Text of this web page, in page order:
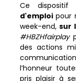
Ce dispositif
d'emploipour
week-end, sur
#HBZHfairplay
des actions
l’honneur
pris plaisir à